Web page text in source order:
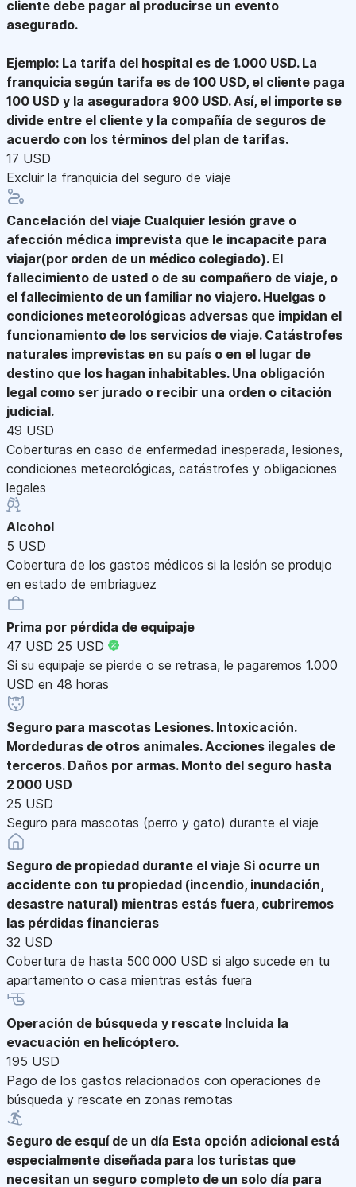
cliente debe pagar al producirse un evento
asegurado.
Ejemplo: La tarifa del hospital es de 1.000 USD. La
franquicia según tarifa es de 100 USD, el cliente paga
100 USD y la aseguradora 900 USD. Así, el importe se
divide entre el cliente y la compañía de seguros de
acuerdo con los términos del plan de tarifas.
17 USD
Excluir la franquicia del seguro de viaje
Cancelación del viaje Cualquier lesión grave o
afección médica imprevista que le incapacite para
viajar(por orden de un médico colegiado). El
fallecimiento de usted o de su compañero de viaje, o
el fallecimiento de un familiar no viajero. Huelgas o
condiciones meteorológicas adversas que impidan el
funcionamiento de los servicios de viaje. Catástrofes
naturales imprevistas en su país o en el lugar de
destino que los hagan inhabitables. Una obligación
legal como ser jurado o recibir una orden o citación
judicial.
49 USD
Coberturas en caso de enfermedad inesperada, lesiones,
condiciones meteorológicas, catástrofes y obligaciones
legales
Alcohol
5 USD
Cobertura de los gastos médicos si la lesión se produjo
en estado de embriaguez
Prima por pérdida de equipaje
47 USD 25 USD
Si su equipaje se pierde o se retrasa, le pagaremos 1.000
USD en 48 horas
Seguro para mascotas Lesiones. Intoxicación.
Mordeduras de otros animales. Acciones ilegales de
terceros. Daños por armas. Monto del seguro hasta
2 000 USD
25 USD
Seguro para mascotas (perro y gato) durante el viaje
Seguro de propiedad durante el viaje Si ocurre un
accidente con tu propiedad (incendio, inundación,
desastre natural) mientras estás fuera, cubriremos
las pérdidas financieras
32 USD
Cobertura de hasta 500 000 USD si algo sucede en tu
apartamento o casa mientras estás fuera
Operación de búsqueda y rescate Incluida la
evacuación en helicóptero.
195 USD
Pago de los gastos relacionados con operaciones de
búsqueda y rescate en zonas remotas
Seguro de esquí de un día Esta opción adicional está
especialmente diseñada para los turistas que
necesitan un seguro completo de un solo día para